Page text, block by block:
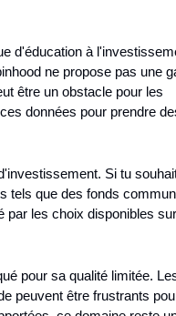
d'éducation à
ne propose pas une
être un obstacle pour les
données pour prendre
Si tu
tels que des fonds
par les choix disponibles sur
pour sa qualité limitée.
peuvent être frustrants